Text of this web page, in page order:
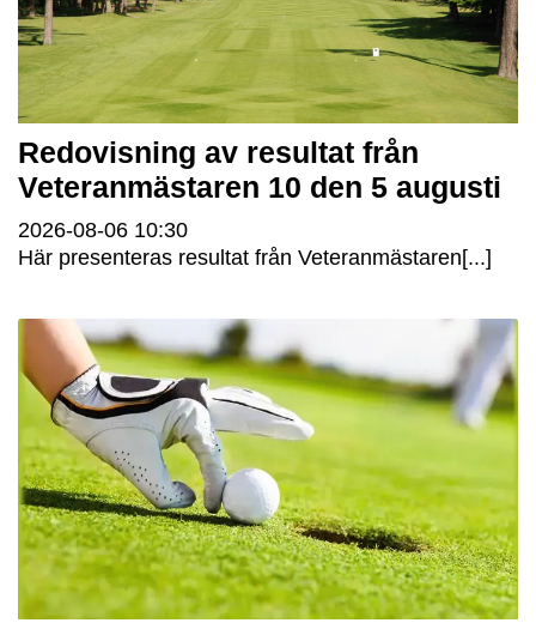
Redovisning av resultat från
Veteranmästaren 10 den 5 augusti
2026-08-06 10:30
Här presenteras resultat från Veteranmästaren[...]